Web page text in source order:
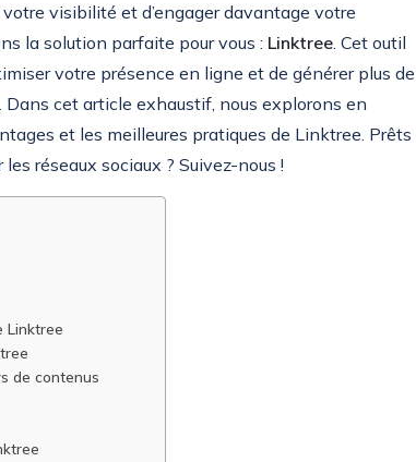
visibilité et d’engager davantage votre
la solution parfaite pour vous : Linktree. Cet outil
votre présence en ligne et de générer plus de
cet article exhaustif, nous explorons en
et les meilleures pratiques de Linktree. Prêts
réseaux sociaux ? Suivez-nous !
Linktree
de contenus